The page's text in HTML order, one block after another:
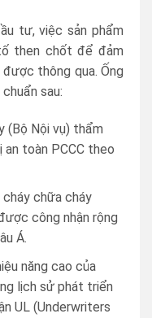
tư, việc sản phẩm
then chốt để đảm
thông qua. Ống
sau:
(Bộ Nội vụ) thẩm
toàn PCCC theo
chữa cháy
công nhận rộng
Á.
năng cao của
lịch sử phát triển
UL (Underwriters